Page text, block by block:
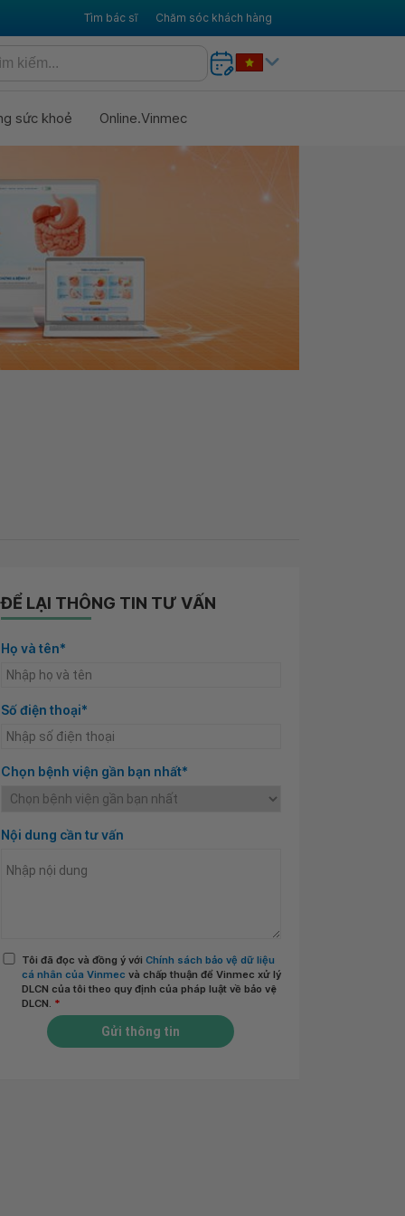
Tìm bác sĩ Chăm sóc khách hàng
sức khoẻ Online.Vinmec
ĐỂ LẠI THÔNG TIN TƯ VẤN
Họ và tên*
Số điện thoại*
Chọn bệnh viện gần bạn nhất*
Nội dung cần tư vấn
Tôi đã đọc và đồng ý với Chính sách bảo vệ dữ liệu
cá nhân của Vinmec và chấp thuận để Vinmec xử lý
DLCN của tôi theo quy định của pháp luật về bảo vệ
DLCN. *
Gửi thông tin